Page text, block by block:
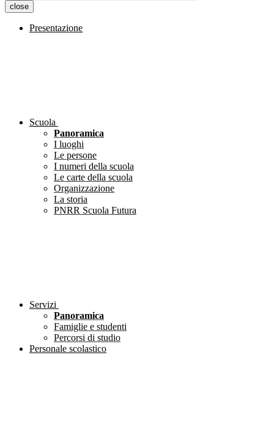
close
Presentazione
Scuola
Panoramica
I luoghi
Le persone
I numeri della scuola
Le carte della scuola
Organizzazione
La storia
PNRR Scuola Futura
Servizi
Panoramica
Famiglie e studenti
Percorsi di studio
Personale scolastico